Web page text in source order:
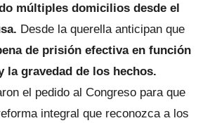
múltiples domicilios desde el
Desde la querella anticipan que
de prisión efectiva en función
la gravedad de los hechos.
el pedido al Congreso para que
integral que reconozca a los